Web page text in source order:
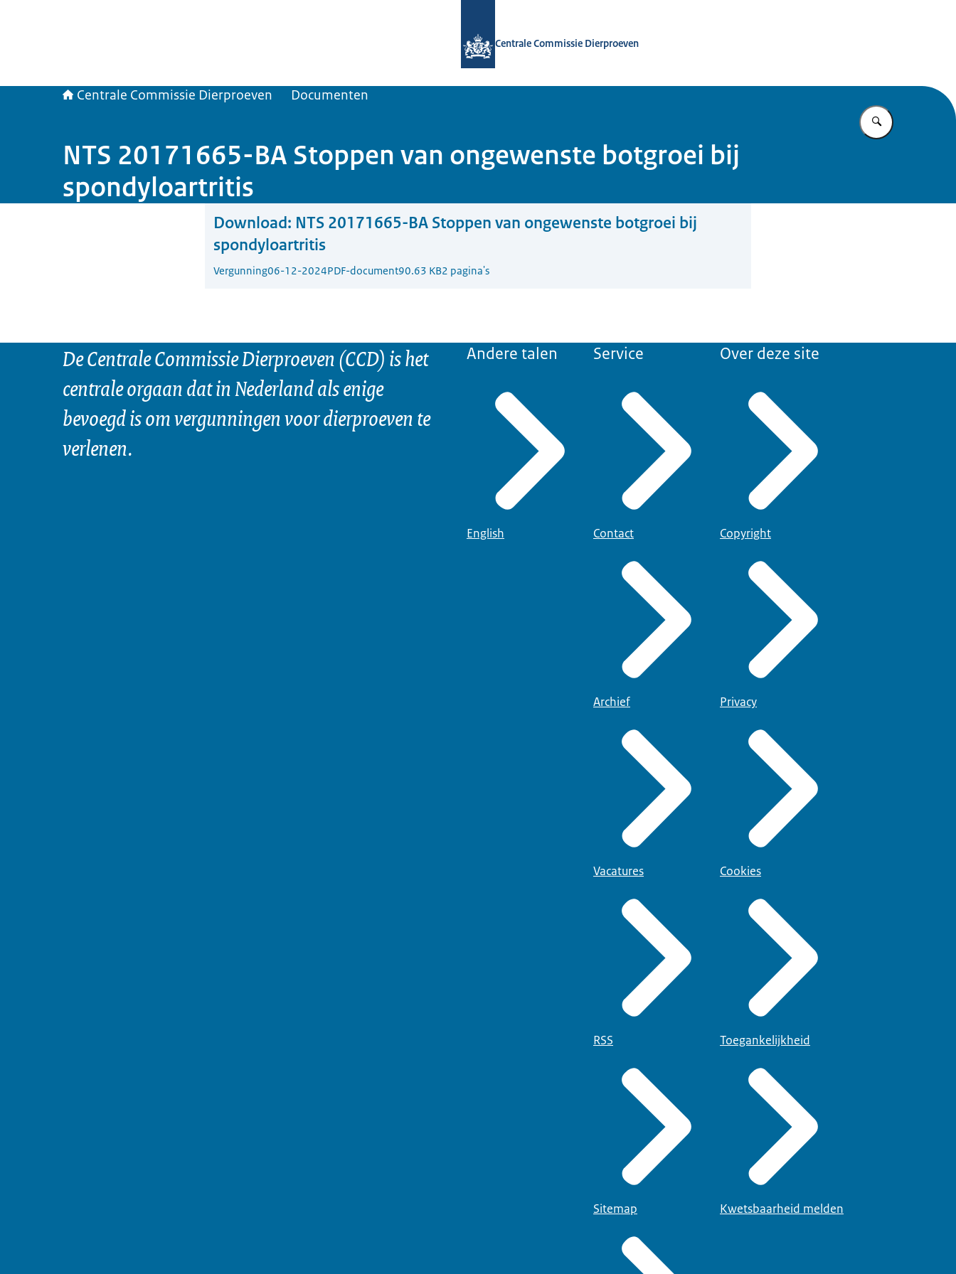
Centrale Commissie Dierproeven
Centrale Commissie Dierproeven Documenten
Vul in wat u
NTS 20171665-BA Stoppen van ongewenste botgroei bij
spondyloartritis
Download: NTS 20171665-BA Stoppen van ongewenste botgroei bij
spondyloartritis
Vergunning06-12-2024PDF-document90.63 KB2 pagina's
De Centrale Commissie Dierproeven (CCD) is het
centrale orgaan dat in Nederland als enige
bevoegd is om vergunningen voor dierproeven te
verlenen.
Andere talen
English
Service
Contact
Archief
Vacatures
RSS
Sitemap
Over deze site
Copyright
Privacy
Cookies
Toegankelijkheid
Kwetsbaarheid melden